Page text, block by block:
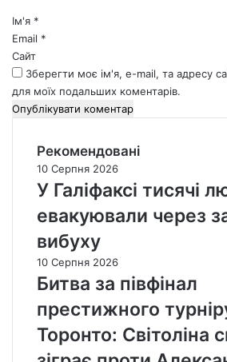
*
Ім'я *
Email *
Сайт
Зберегти моє ім'я, e-mail, та адресу
для моїх подальших коментарів.
Рекомендовані
10 Серпня 2026
У Галіфаксі тисячі
евакуювали через
вибуху
10 Серпня 2026
Битва за півфінал
престижного
Торонто: Світоліна